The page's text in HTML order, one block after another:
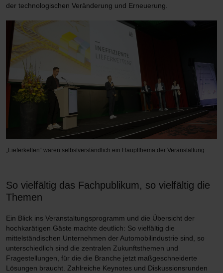
der technologischen Veränderung und Erneuerung.
„Lieferketten“ waren selbstverständlich ein Hauptthema der Veranstaltung
So vielfältig das Fachpublikum, so vielfältig die
Themen
Ein Blick ins Veranstaltungsprogramm und die Übersicht der
hochkarätigen Gäste machte deutlich: So vielfältig die
mittelständischen Unternehmen der Automobilindustrie sind, so
unterschiedlich sind die zentralen Zukunftsthemen und
Fragestellungen, für die die Branche jetzt maßgeschneiderte
Lösungen braucht. Zahlreiche Keynotes und Diskussionsrunden